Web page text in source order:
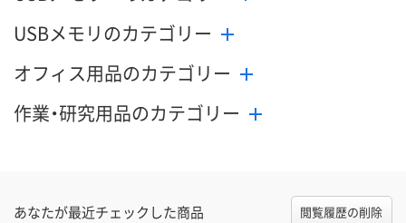
USBメモリのカテゴリー
オフィス用品のカテゴリー
作業・研究用品のカテゴリー
あなたが最近チェックした商品 閲覧履歴の削除